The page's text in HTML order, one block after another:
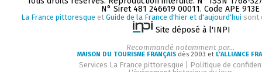
N° Siret 481 246619 00011. Code APE 913E
La France pittoresque et Guide de la France d'hier et d'aujourd'hui sont
Site déposé à l'INPI
Recommandé notamment par...
MAISON DU TOURISME FRANÇAISdès 2003 et L'ALLIANCE
Services La France pittoresque
Politique de